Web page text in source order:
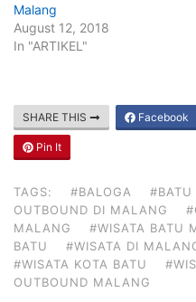
Malang
August 12, 2018
In "ARTIKEL"
SHARE THIS Facebook
Pin It
TAGS: #BALOGA #BATU
OUTBOUND DI MALANG
MALANG
#WISATA BATU
BATU
#WISATA DI
#WISATA KOTA BATU
OUTBOUND MALANG